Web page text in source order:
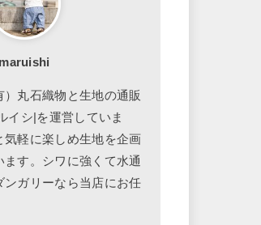
maruishi
）丸石織物と生地の通販
イシ|を運営していま
気軽に楽しめ生地を企画
ます。シワに強くて水通
ンガリーなら当店にお任